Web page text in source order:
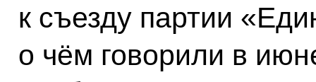
к съезду партии
о чём говорили в